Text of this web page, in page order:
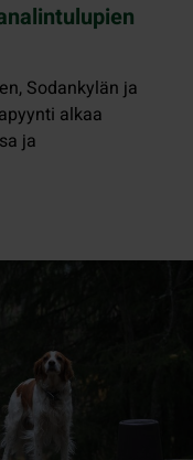
Sodankylän ja
alkaa
ja